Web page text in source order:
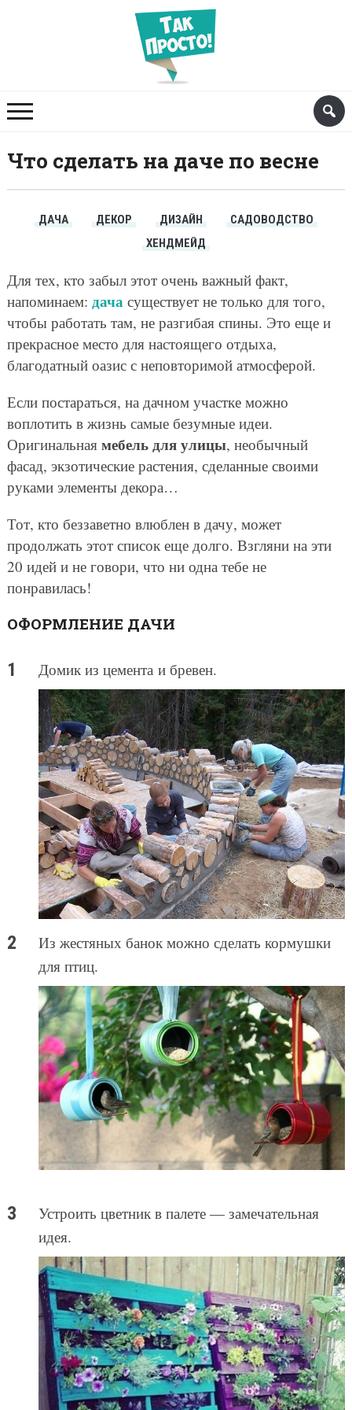
Что сделать на даче по весне
ДАЧА ДЕКОР ДИЗАЙН
САДОВОДСТВО
ХЕНДМЕЙД
Для тех, кто забыл этот очень важный факт,
напоминаем: дачасуществует не только для того,
чтобы работать там, не разгибая спины. Это еще и
прекрасное место для настоящего отдыха,
благодатный оазис с неповторимой атмосферой.
Если постараться, на дачном участке можно
воплотить в жизнь самые безумные идеи.
Оригинальная мебель для улицы, необычный
фасад, экзотические растения, сделанные своими
руками элементы декора…
Тот, кто беззаветно влюблен в дачу, может
продолжать этот список еще долго. Взгляни на эти
20 идей и не говори, что ни одна тебе не
понравилась!
ОФОРМЛЕНИЕ ДАЧИ
Домик из цемента и бревен.
Из жестяных банок можно сделать кормушки
для птиц.
Устроить цветник в палете — замечательная
идея.